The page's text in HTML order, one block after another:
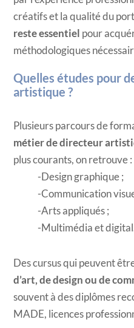
créatifs et la qualité du
reste essentiel pour
méthodologiques
Quelles études pour
artistique ?
Plusieurs parcours de
métier de directeur
plus courants, on retrouve :
Design graphique ;
Communication
Arts appliqués ;
Multimédia et
Des cursus qui peuvent
d’art, de design ou de
souvent à des diplômes
MADE, licences